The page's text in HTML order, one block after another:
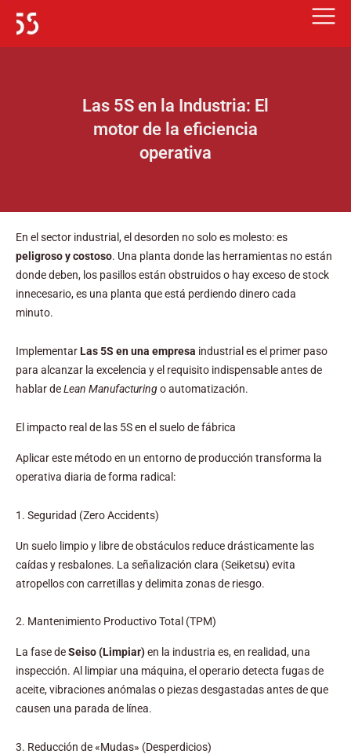
Las 5S en la Industria: El
motor de la eficiencia
operativa
En el sector industrial, el desorden no solo es molesto: es
peligroso y costoso. Una planta donde las herramientas no están
donde deben, los pasillos están obstruidos o hay exceso de stock
innecesario, es una planta que está perdiendo dinero cada
minuto.
ImplementarLas 5S en una empresa industrial es el primer paso
para alcanzar la excelencia y el requisito indispensable antes de
hablar deLean Manufacturingo automatización.
El impacto real de las 5S en el suelo de fábrica
Aplicar este método en un entorno de producción transforma la
operativa diaria de forma radical:
1. Seguridad (Zero Accidents)
Un suelo limpio y libre de obstáculos reduce drásticamente las
caídas y resbalones. La señalización clara (Seiketsu) evita
atropellos con carretillas y delimita zonas de riesgo.
2. Mantenimiento Productivo Total (TPM)
La fase deSeiso (Limpiar)en la industria es, en realidad, una
inspección. Al limpiar una máquina, el operario detecta fugas de
aceite, vibraciones anómalas o piezas desgastadas antes de que
causen una parada de línea.
3. Reducción de «Mudas» (Desperdicios)